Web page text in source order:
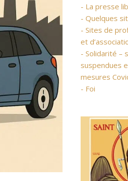
- La presse
- Quelques
- Sites de
et
- Solidarité –
suspendues
mesures
- Foi